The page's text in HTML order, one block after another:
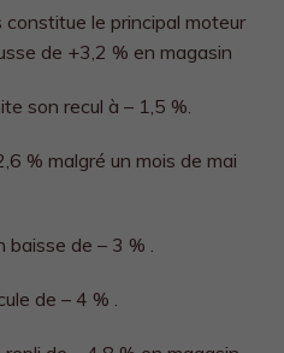
constitue le principal moteur
de +3,2 % en magasin
son recul à – 1,5 %.
% malgré un mois de mai
baisse de – 3 % .
de – 4 % .